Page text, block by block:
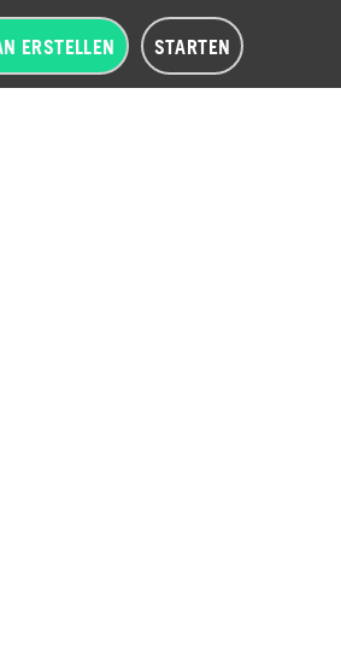
ERSTELLEN STARTEN